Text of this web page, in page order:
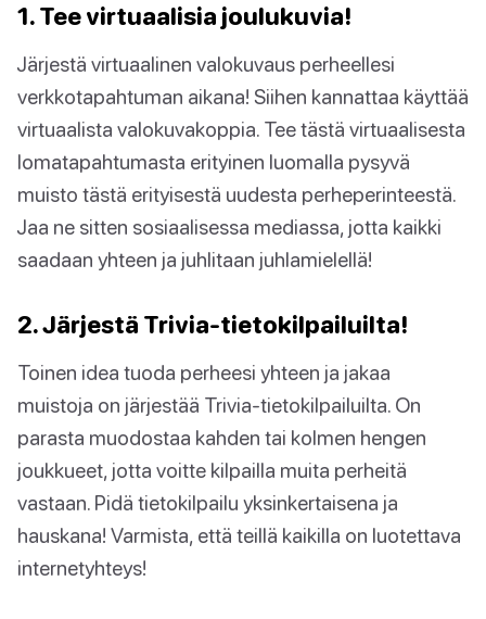
1. Tee virtuaalisia joulukuvia!
Järjestä virtuaalinen valokuvaus perheellesi
verkkotapahtuman aikana! Siihen kannattaa käyttää
virtuaalista valokuvakoppia. Tee tästä virtuaalisesta
lomatapahtumasta erityinen luomalla pysyvä
muisto tästä erityisestä uudesta perheperinteestä.
Jaa ne sitten sosiaalisessa mediassa, jotta kaikki
saadaan yhteen ja juhlitaan juhlamielellä!
2. Järjestä Trivia-tietokilpailuilta!
Toinen idea tuoda perheesi yhteen ja jakaa
muistoja on järjestää Trivia-tietokilpailuilta. On
parasta muodostaa kahden tai kolmen hengen
joukkueet, jotta voitte kilpailla muita perheitä
vastaan. Pidä tietokilpailu yksinkertaisena ja
hauskana! Varmista, että teillä kaikilla on luotettava
internetyhteys!